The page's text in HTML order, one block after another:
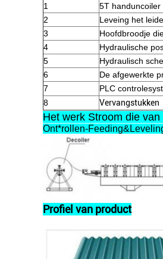
1
5T handuncoiler
2
Leveing het
3
Hoofdbroodje
4
Hydraulische
5
Hydraulisch
6
De afgewerkte
7
PLC
8
Vervangstukken
Het werk Stroom die
Ont*rollen-
Profiel van product